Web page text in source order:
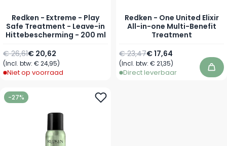
Redken - Extreme - Play
Safe Treatment - Leave-in
Hittebescherming - 200 ml
Speciale prijs
€ 20,62
Normale prijs
€ 26,61
(Incl. btw: € 24,95)
Niet op voorraad
Redken - One United Elixir
All-in-one Multi-Benefit
Treatment
Vanaf
€ 17,64
Normale prijs
€ 23,47
(Incl. btw: € 21,35)
Direct leverbaar In
-27%